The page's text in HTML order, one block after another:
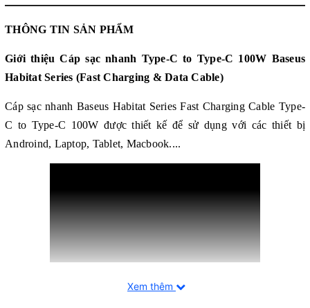
THÔNG TIN SẢN PHẨM
Giới thiệuCáp sạc nhanh Type-C to Type-C 100W Baseus
Habitat Series (Fast Charging & Data Cable)
Cáp sạc nhanh Baseus Habitat Series Fast Charging Cable Type-
C to Type-C 100W được thiết kế để sử dụng với các thiết bị
Androind, Laptop, Tablet, Macbook....
Xem thêm